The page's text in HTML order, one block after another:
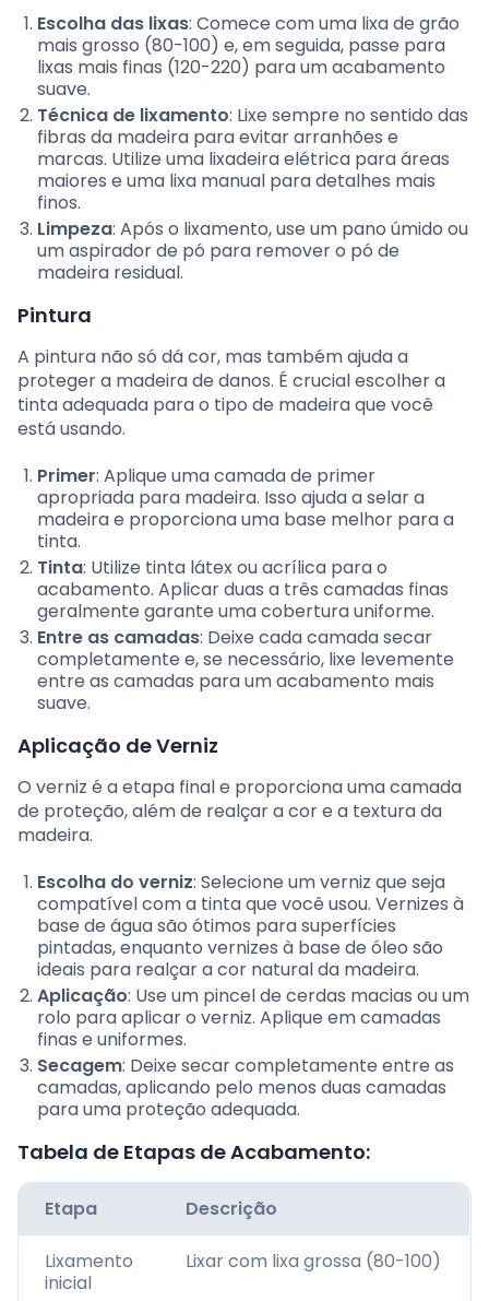
Escolha das lixas: Comece com uma lixa de grão
mais grosso (80-100) e, em seguida, passe para
lixas mais finas (120-220) para um acabamento
suave.
Técnica de lixamento: Lixe sempre no sentido das
fibras da madeira para evitar arranhões e
marcas. Utilize uma lixadeira elétrica para áreas
maiores e uma lixa manual para detalhes mais
finos.
Limpeza: Após o lixamento, use um pano úmido ou
um aspirador de pó para remover o pó de
madeira residual.
Pintura
A pintura não só dá cor, mas também ajuda a
proteger a madeira de danos. É crucial escolher a
tinta adequada para o tipo de madeira que você
está usando.
Primer: Aplique uma camada de primer
apropriada para madeira. Isso ajuda a selar a
madeira e proporciona uma base melhor para a
tinta.
Tinta: Utilize tinta látex ou acrílica para o
acabamento. Aplicar duas a três camadas finas
geralmente garante uma cobertura uniforme.
Entre as camadas: Deixe cada camada secar
completamente e, se necessário, lixe levemente
entre as camadas para um acabamento mais
suave.
Aplicação de Verniz
O verniz é a etapa final e proporciona uma camada
de proteção, além de realçar a cor e a textura da
madeira.
Escolha do verniz: Selecione um verniz que seja
compatível com a tinta que você usou. Vernizes à
base de água são ótimos para superfícies
pintadas, enquanto vernizes à base de óleo são
ideais para realçar a cor natural da madeira.
Aplicação: Use um pincel de cerdas macias ou um
rolo para aplicar o verniz. Aplique em camadas
finas e uniformes.
Secagem: Deixe secar completamente entre as
camadas, aplicando pelo menos duas camadas
para uma proteção adequada.
Tabela de Etapas de Acabamento:
Etapa Descrição
Lixamento
inicial
Lixar com lixa grossa (80-100)